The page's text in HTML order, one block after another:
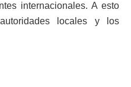
internacionales. A esto
locales y los